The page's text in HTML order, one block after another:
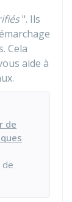
". Ils
Cela
aide à
de
de